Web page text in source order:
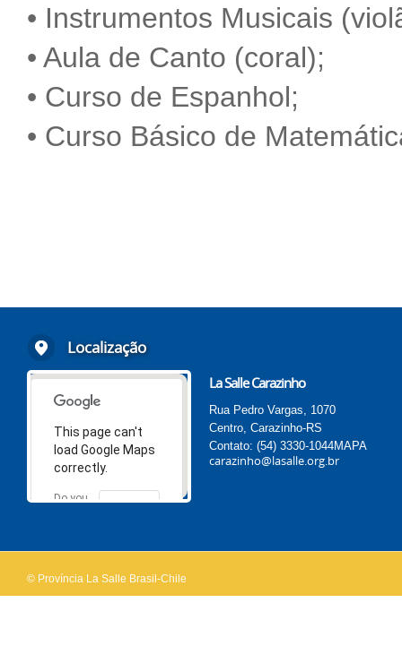
• Instrumentos Musicais
• Aula de Canto (coral);
• Curso de Espanhol;
• Curso Básico de
Localização
This page can't
load Google Maps
correctly.
Do you
OK
La Salle Carazinho
Rua Pedro Vargas, 1070
Centro, Carazinho-RS
Contato: (54) 3330-1044MAPA
carazinho@lasalle.org.br
© Província La Salle Brasil-Chile